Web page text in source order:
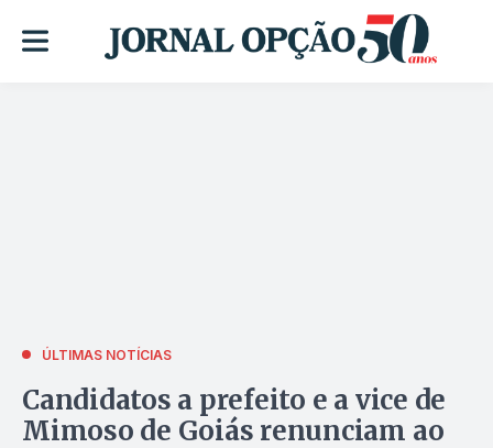
ÚLTIMAS NOTÍCIAS
Candidatos a prefeito e a vice de
Mimoso de Goiás renunciam ao